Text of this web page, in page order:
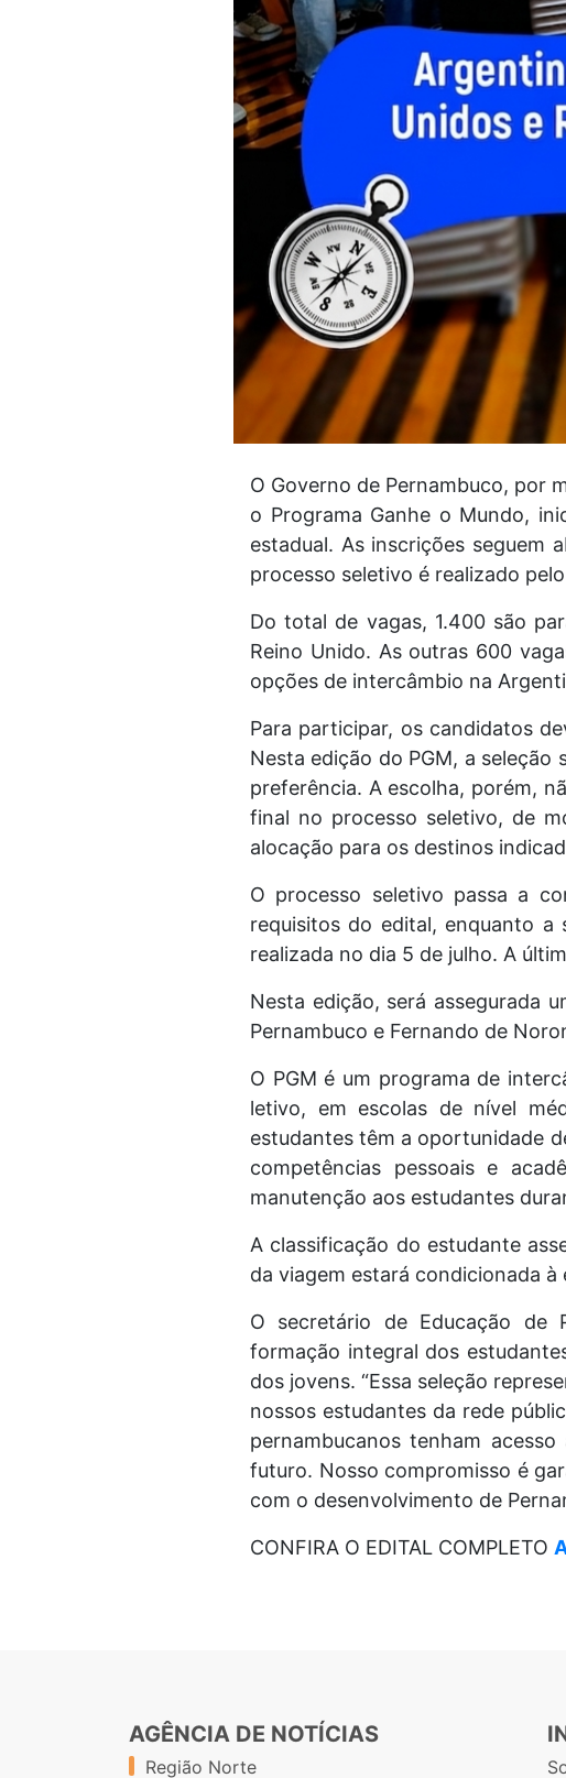
O Governo de Pernambuco, por
o Programa Ganhe o Mundo,
estadual. As inscrições seguem
processo seletivo é realizado
Do total de vagas, 1.400 são
Reino Unido. As outras 600
opções de intercâmbio na
Para participar, os candidatos
Nesta edição do PGM, a
preferência. A escolha, porém,
final no processo seletivo, de
alocação para os destinos
O processo seletivo passa a
requisitos do edital, enquanto a
realizada no dia 5 de julho. A
Nesta edição, será assegurada
Pernambuco e Fernando de
O PGM é um programa de
letivo, em escolas de nível
estudantes têm a oportunidade
competências pessoais e
manutenção aos estudantes
A classificação do estudante
da viagem estará condicionada
O secretário de Educação de
formação integral dos
dos jovens. “Essa seleção
nossos estudantes da rede
pernambucanos tenham
futuro. Nosso compromisso é
com o desenvolvimento de
CONFIRA O EDITAL COMPLETO
AGÊNCIA DE NOTÍCIAS
Região Norte